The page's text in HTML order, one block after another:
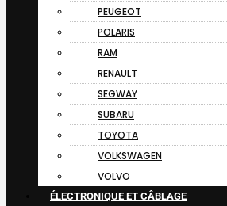
PEUGEOT
POLARIS
RAM
RENAULT
SEGWAY
SUBARU
TOYOTA
VOLKSWAGEN
VOLVO
ÉLECTRONIQUE ET CÂBLAGE